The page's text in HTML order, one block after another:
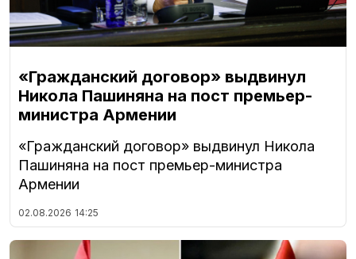
«Гражданский договор» выдвинул
Никола Пашиняна на пост премьер-
министра Армении
«Гражданский договор» выдвинул Никола
Пашиняна на пост премьер-министра
Армении
02.08.2026 14:25